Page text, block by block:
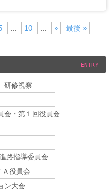
... 10 ... » 最後 »
ENTRY
研修視察
会・第１回役員会
路指導委員会
Ａ役員会
ン大会